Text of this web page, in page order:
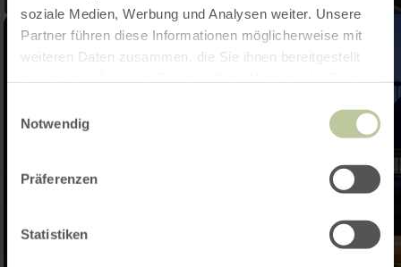
soziale Medien, Werbung und Analysen weiter. Unsere
Partner führen diese Informationen möglicherweise mit
weiteren Daten zusammen, die Sie ihnen bereitgestellt
Notwendig
Präferenzen
Statistiken